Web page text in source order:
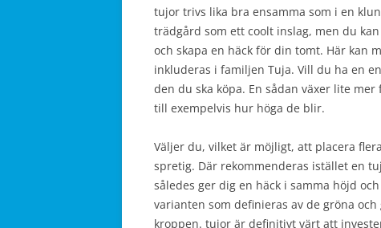
tujor trivs lika bra ensamma som i en
trädgård som ett coolt inslag, men du
och skapa en häck för din tomt. Här kan
inkluderas i familjen Tuja. Vill du ha en
den du ska köpa. En sådan växer lite
till exempelvis hur höga de blir.
Väljer du, vilket är möjligt, att placera
spretig. Där rekommenderas istället en
således ger dig en häck i samma höjd
varianten som definieras av de gröna
kroppen. tujor är definitivt värt att